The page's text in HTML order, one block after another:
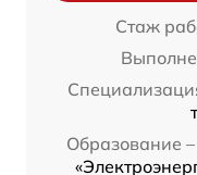
Стаж
Образование –